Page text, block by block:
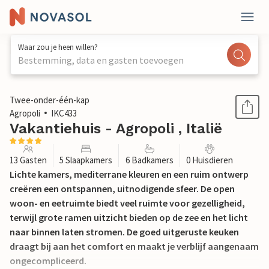
Waar zou je heen willen?
Bestemming, data en gasten toevoegen
1 / 27
Twee-onder-één-kap
Agropoli
IKC433
Vakantiehuis - Agropoli , Italië
13 Gasten 5 Slaapkamers 6 Badkamers 0 Huisdieren
Lichte kamers, mediterrane kleuren en een ruim ontwerp
creëren een ontspannen, uitnodigende sfeer. De open
woon- en eetruimte biedt veel ruimte voor gezelligheid,
terwijl grote ramen uitzicht bieden op de zee en het licht
naar binnen laten stromen. De goed uitgeruste keuken
draagt bij aan het comfort en maakt je verblijf aangenaam
ongecompliceerd.